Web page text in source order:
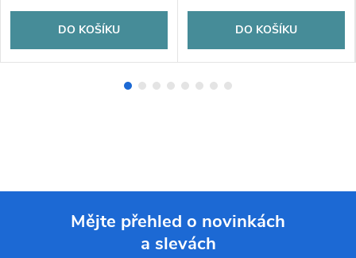
DO KOŠÍKU DO KOŠÍKU
Mějte přehled o novinkách
a slevách